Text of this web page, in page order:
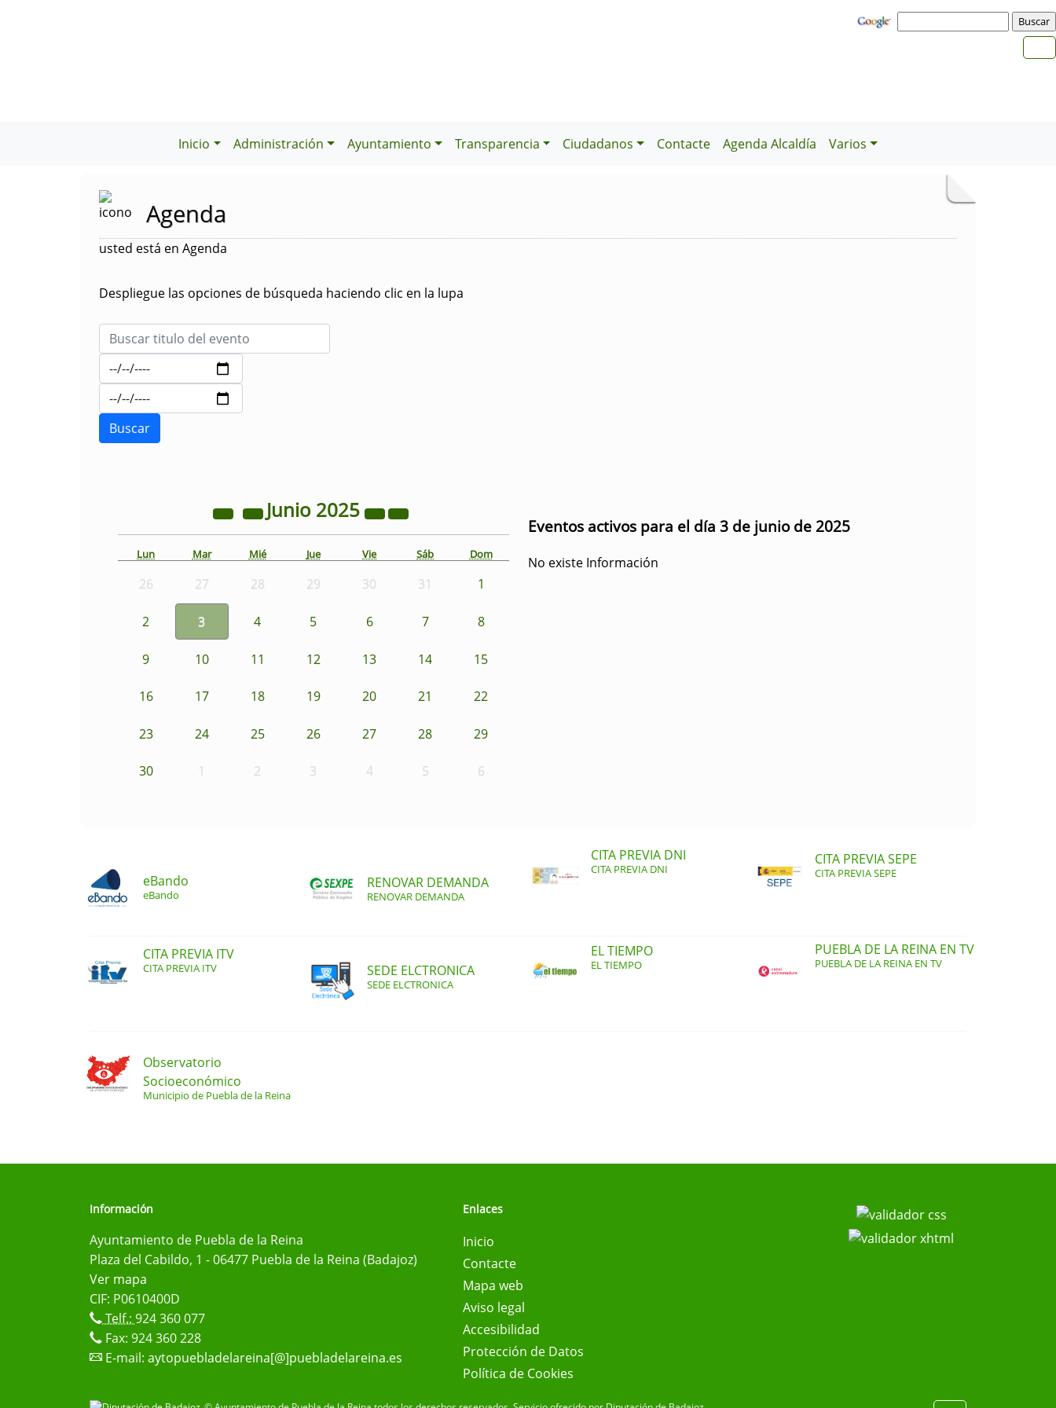
Inicio Administración Ayuntamiento Transparencia Ciudadanos Contacte Agenda Alcaldía Varios
Agenda
usted está en Agenda
Despliegue las opciones de búsqueda haciendo clic en la lupa
Junio 2025
Lun Mar Mié Jue Vie Sáb Dom
26 27 28 29 30 31 1
2 3 4 5 6 7 8
9 10 11 12 13 14 15
16 17 18 19 20 21 22
23 24 25 26 27 28 29
30 1 2 3 4 5 6
Eventos activos para el día 3 de junio de 2025
No existe Información
eBando
eBando
RENOVAR DEMANDA
RENOVAR DEMANDA
CITA PREVIA DNI
CITA PREVIA DNI
CITA PREVIA SEPE
CITA PREVIA SEPE
CITA PREVIA ITV
CITA PREVIA ITV SEDE ELCTRONICA
SEDE ELCTRONICA
EL TIEMPO
EL TIEMPO
PUEBLA DE LA REINA EN TV
PUEBLA DE LA REINA EN TV
Observatorio
Socioeconómico
Municipio de Puebla de la Reina
Información
Ayuntamiento de Puebla de la Reina
Plaza del Cabildo, 1 - 06477 Puebla de la Reina (Badajoz)
Ver mapa
CIF: P0610400D
Telf.: 924 360 077
Fax: 924 360 228
E-mail: aytopuebladelareina[@]puebladelareina.es
Enlaces
Inicio
Contacte
Mapa web
Aviso legal
Accesibilidad
Protección de Datos
Política de Cookies